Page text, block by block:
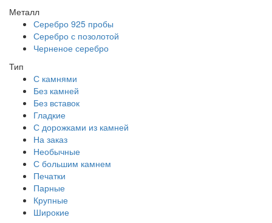
Металл
Серебро 925 пробы
Серебро с позолотой
Черненое серебро
Тип
С камнями
Без камней
Без вставок
Гладкие
С дорожками из камней
На заказ
Необычные
С большим камнем
Печатки
Парные
Крупные
Широкие